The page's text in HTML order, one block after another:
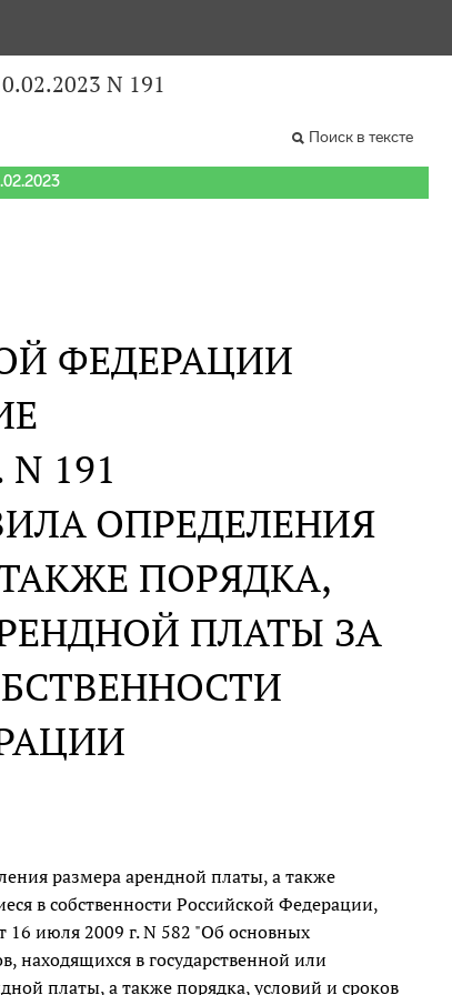
N 191
Поиск в тексте
ФЕДЕРАЦИИ
N 191
ОПРЕДЕЛЕНИЯ
ПОРЯДКА,
ПЛАТЫ ЗА
размера арендной платы, а также
в собственности Российской Федерации,
16 июля 2009 г. N 582 "Об основных
находящихся в государственной или
платы, а также порядка, условий и сроков